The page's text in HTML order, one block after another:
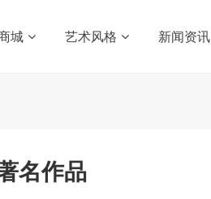
城 艺术风格 新闻资讯
名作品